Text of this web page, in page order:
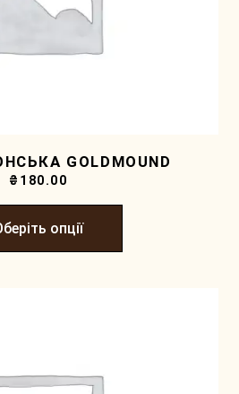
GOLDMOUND
₴ 180.00
опції